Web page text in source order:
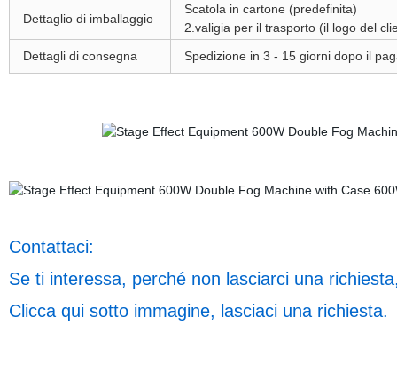
Dettaglio di imballaggio
Scatola in cartone (predefinita)
2.valigia per il trasporto (il logo del
Dettagli di consegna
Spedizione in 3 - 15 giorni dopo il
Contattaci:
Se ti interessa, perché non lasciarci una
Clicca qui sotto immagine, lasciaci una richiesta.